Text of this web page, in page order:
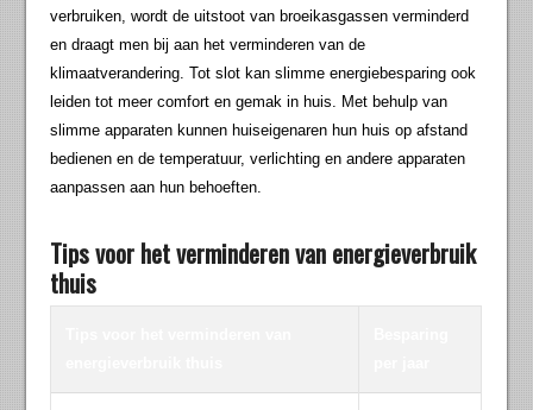
verbruiken, wordt de uitstoot van broeikasgassen verminderd
en draagt men bij aan het verminderen van de
klimaatverandering. Tot slot kan slimme energiebesparing ook
leiden tot meer comfort en gemak in huis. Met behulp van
slimme apparaten kunnen huiseigenaren hun huis op afstand
bedienen en de temperatuur, verlichting en andere apparaten
aanpassen aan hun behoeften.
Tips voor het verminderen van energieverbruik
thuis